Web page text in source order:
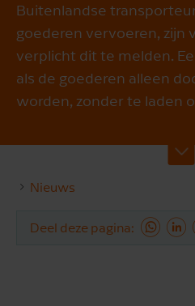
Buitenlandse
goederen vervoeren, zijn
verplicht dit te melden.
als de goederen alleen
worden, zonder te laden
Nieuws
Deel deze pagina